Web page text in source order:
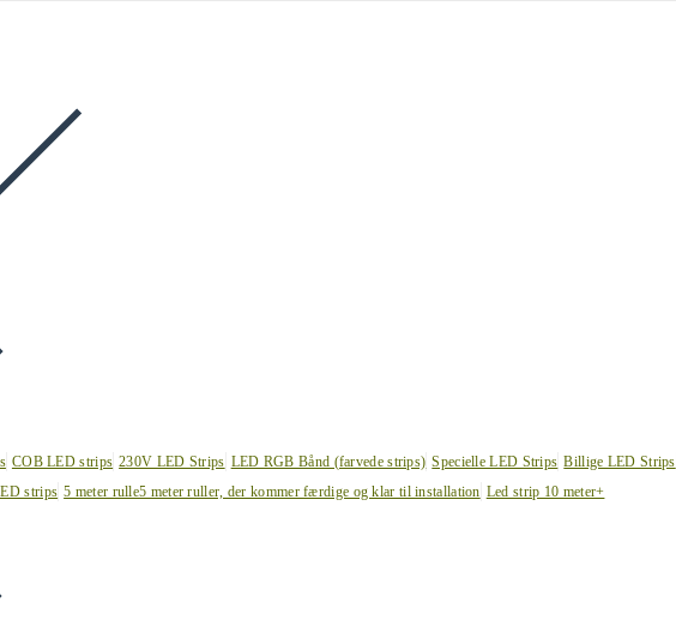
COB LED strips 230V LED Strips LED RGB Bånd (farvede strips) Specielle LED Strips Billige LED Strips
strips 5 meter rulle5 meter ruller, der kommer færdige og klar til installation Led strip 10 meter+